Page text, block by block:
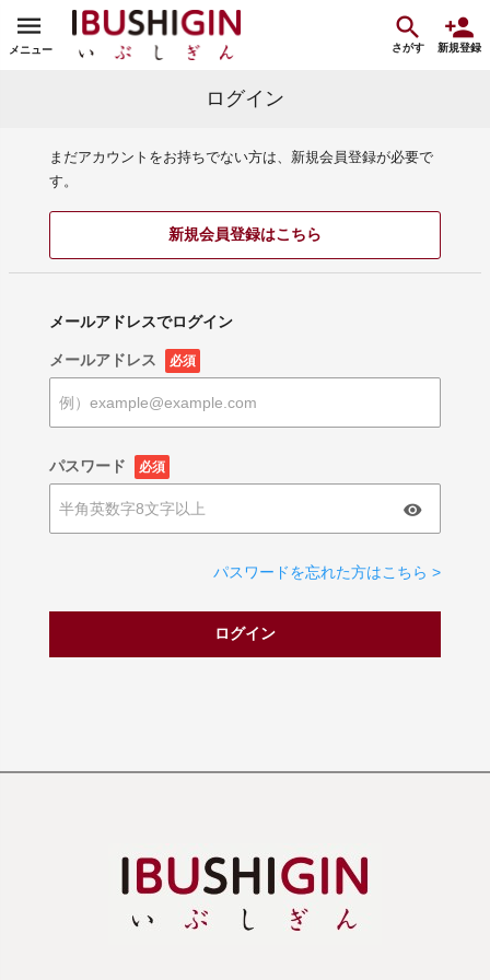
メニュー さがす 新規登録
ログイン
まだアカウントをお持ちでない方は、新規会員登録が必要で
す。
新規会員登録はこちら
メールアドレスでログイン
メールアドレス 必須
パスワード 必須
パスワードを忘れた方はこちら >
ログイン